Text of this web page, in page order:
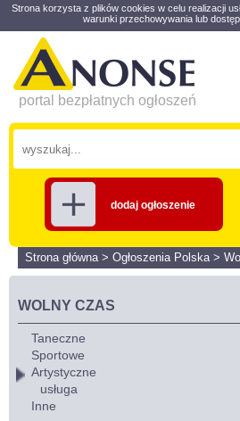
Strona korzysta z plików cookies w celu realizacji
warunki przechowywania lub
portal bezpłatnych ogłoszeń
dodaj ogłoszenie
Strona główna> Ogłoszenia Polska>
WOLNY CZAS
Taneczne
Sportowe
Artystyczne
usługa
Inne